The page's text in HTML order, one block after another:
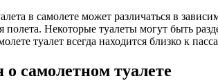
в самолете может различаться в
полета. Некоторые туалеты могут быть
туалет всегда находится близко к
самолетном туалете